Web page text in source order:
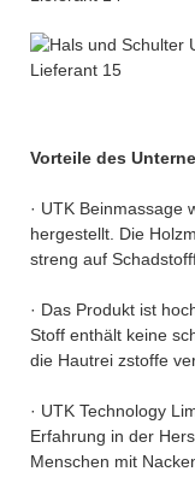
Vorteile des
· UTK Beinmassage
hergestellt. Die
streng auf
· Das Produkt ist
Stoff enthält keine
die Hautrei zstoffe
· UTK Technology
Erfahrung in der
Menschen mit